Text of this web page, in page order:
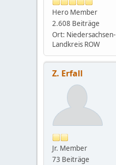
Hero Member
2.608 Beiträge
Ort: Niedersachsen-
Landkreis ROW
Z. Erfall
Jr. Member
73 Beiträge